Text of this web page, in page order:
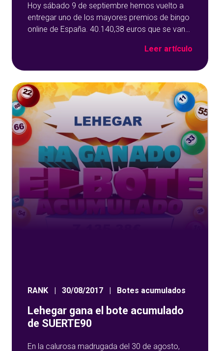
Hoy sábado 9 de septiembre hemos vuelto a
entregar uno de los mayores premios de bingo
online de España. 40.140,38 euros que se van
la bola 38, con el número 38. ¡MuchasLeer artículo
RANK 30/08/2017 Botes acumulados
Lehegar gana el bote acumulado
de SUERTE90
En la calurosa madrugada del 30 de agosto,